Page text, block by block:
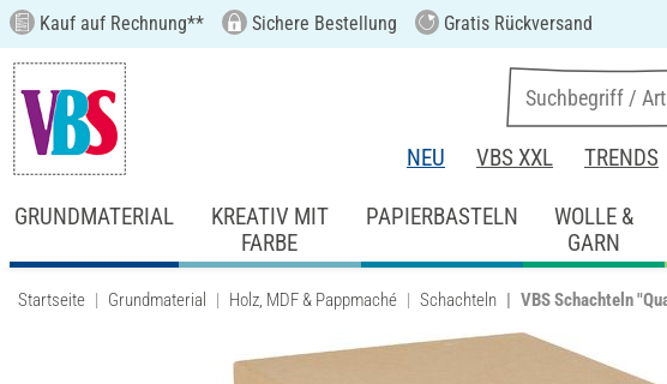
Kauf auf Rechnung** Sichere Bestellung Gratis Rückversand
NEU VBS XXL TRENDS
GRUNDMATERIAL
KREATIV MIT
FARBE
PAPIERBASTELN
WOLLE &
GARN
Startseite Grundmaterial Holz, MDF & Pappmaché Schachteln VBS Schachteln